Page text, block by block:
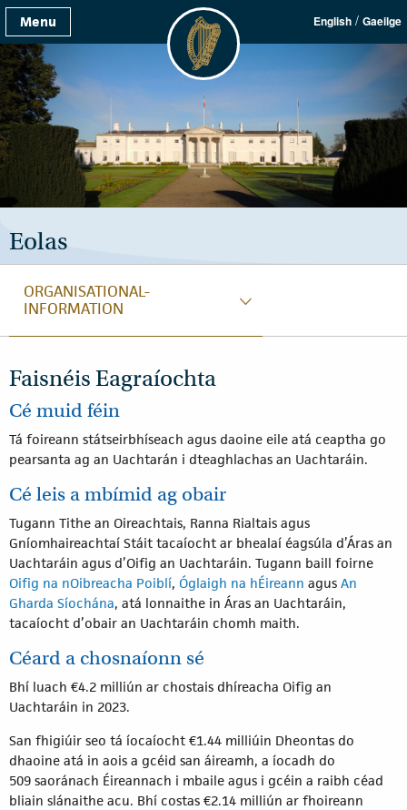
Menu English / Gaeilge
Eolas
ORGANISATIONAL-
INFORMATION
Faisnéis Eagraíochta
Cé muid féin
Tá foireann státseirbhíseach agus daoine eile atá ceaptha go
pearsanta ag an Uachtarán i dteaghlachas an Uachtaráin.
Cé leis a mbímid ag obair
Tugann Tithe an Oireachtais, Ranna Rialtais agus
Gníomhaireachtaí Stáit tacaíocht ar bhealaí éagsúla d’Áras an
Uachtaráin agus d’Oifig an Uachtaráin. Tugann baill foirne
Oifig na nOibreacha Poiblí, Óglaigh na hÉireann agus An
Gharda Síochána, atá lonnaithe in Áras an Uachtaráin,
tacaíocht d’obair an Uachtaráin chomh maith.
Céard a chosnaíonn sé
Bhí luach €4.2 milliún ar chostais dhíreacha Oifig an
Uachtaráin in 2023.
San fhigiúir seo tá íocaíocht €1.44 milliúin Dheontas do
dhaoine atá in aois a gcéid san áireamh, a íocadh do
509 saoránach Éireannach i mbaile agus i gcéin a raibh céad
bliain slánaithe acu. Bhí costas €2.14 milliún ar fhoireann